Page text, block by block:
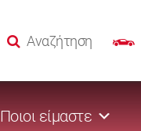
Αναζήτηση
Ποιοι είμαστε